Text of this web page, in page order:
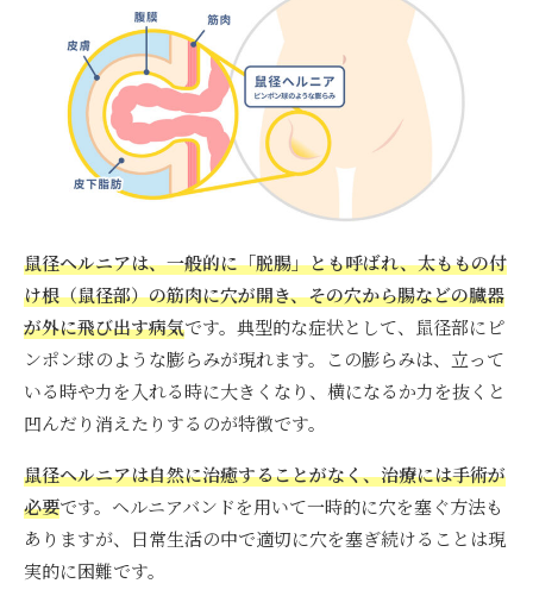
鼠径ヘルニアは、一般的に「脱腸」とも呼ばれ、太ももの付
け根（鼠径部）の筋肉に穴が開き、その穴から腸などの臓器
が外に飛び出す病気です。典型的な症状として、鼠径部にピ
ンポン球のような膨らみが現れます。この膨らみは、立って
いる時や力を入れる時に大きくなり、横になるか力を抜くと
凹んだり消えたりするのが特徴です。
鼠径ヘルニアは自然に治癒することがなく、治療には手術が
必要です。ヘルニアバンドを用いて一時的に穴を塞ぐ方法も
ありますが、日常生活の中で適切に穴を塞ぎ続けることは現
実的に困難です。